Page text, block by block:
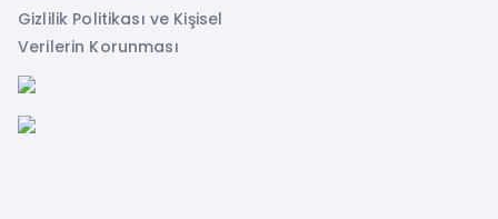
Gizlilik Politikası ve Kişisel
Verilerin Korunması